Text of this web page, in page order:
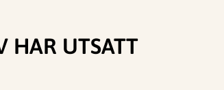
HAR UTSATT